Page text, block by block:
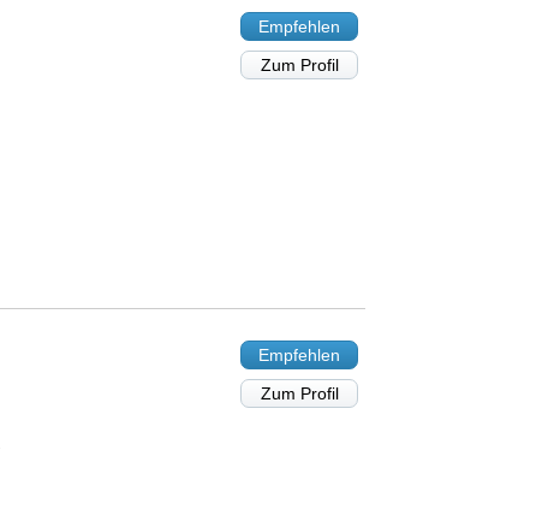
Empfehlen
Zum Profil
Empfehlen
Zum Profil